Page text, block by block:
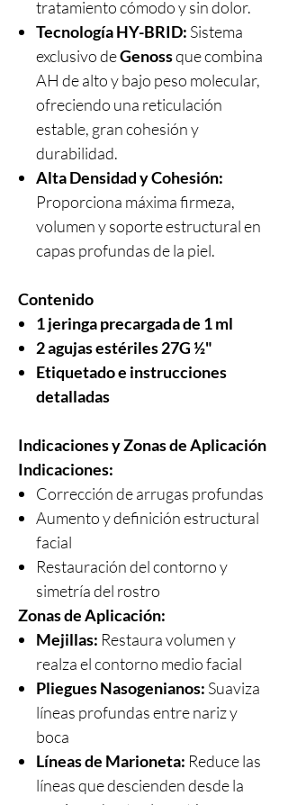
tratamiento cómodo y sin dolor.
Tecnología HY-BRID: Sistema
exclusivo deGenossque combina
AH de alto y bajo peso molecular,
ofreciendo una reticulación
estable, gran cohesión y
durabilidad.
Alta Densidad y Cohesión:
Proporciona máxima firmeza,
volumen y soporte estructural en
capas profundas de la piel.
Contenido
1 jeringa precargada de 1 ml
2 agujas estériles 27G ½"
Etiquetado e instrucciones
detalladas
Indicaciones y Zonas de Aplicación
Indicaciones:
Corrección de arrugas profundas
Aumento y definición estructural
facial
Restauración del contorno y
simetría del rostro
Zonas de Aplicación:
Mejillas: Restaura volumen y
realza el contorno medio facial
Pliegues Nasogenianos: Suaviza
líneas profundas entre nariz y
boca
Líneas de Marioneta: Reduce las
líneas que descienden desde la